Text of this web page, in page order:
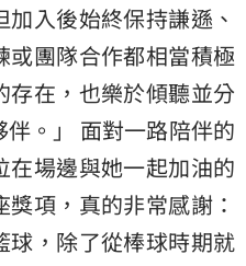
入後始終保持謙遜、
或團隊合作都相當積極
存在，也樂於傾聽並分
。」 面對一路陪伴的
場邊與她一起加油的
項，真的非常感謝：
球，除了從棒球時期就